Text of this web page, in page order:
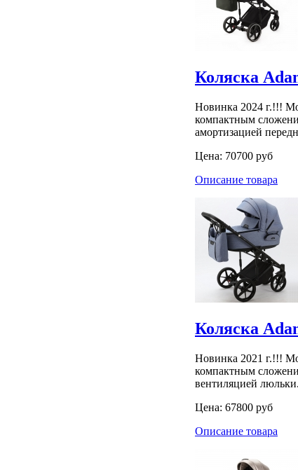
Коляска
Новинка 2024 г.!!!
компактным
амортизацией
Цена: 70700 руб
Описание товара
Коляска
Новинка 2021 г.!!!
компактным
вентиляцией люльки.
Цена: 67800 руб
Описание товара